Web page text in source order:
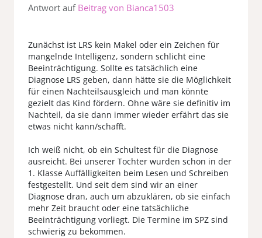
Antwort auf Beitrag von Bianca1503
Zunächst ist LRS kein Makel oder ein Zeichen für
mangelnde Intelligenz, sondern schlicht eine
Beeinträchtigung. Sollte es tatsächlich eine
Diagnose LRS geben, dann hätte sie die Möglichkeit
für einen Nachteilsausgleich und man könnte
gezielt das Kind fördern. Ohne wäre sie definitiv im
Nachteil, da sie dann immer wieder erfährt das sie
etwas nicht kann/schafft.
Ich weiß nicht, ob ein Schultest für die Diagnose
ausreicht. Bei unserer Tochter wurden schon in der
1. Klasse Auffälligkeiten beim Lesen und Schreiben
festgestellt. Und seit dem sind wir an einer
Diagnose dran, auch um abzuklären, ob sie einfach
mehr Zeit braucht oder eine tatsächliche
Beeinträchtigung vorliegt. Die Termine im SPZ sind
schwierig zu bekommen.